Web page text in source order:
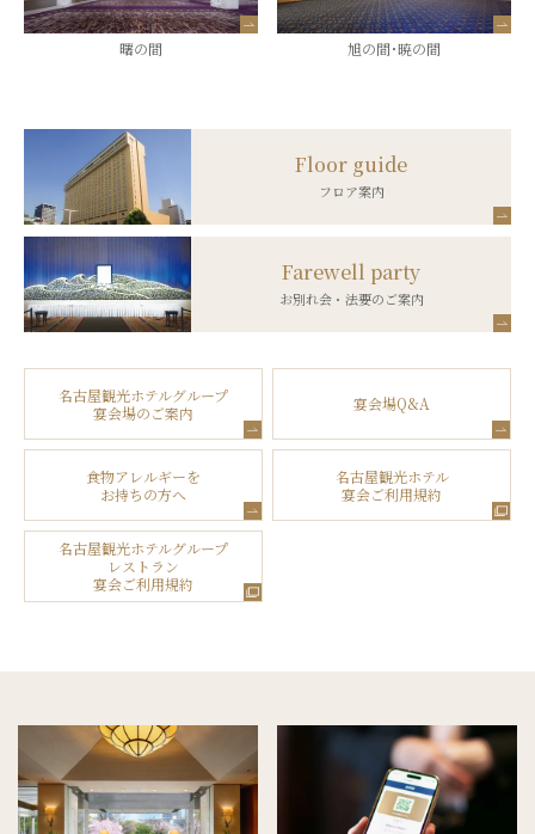
曙の間 旭の間･暁の間
Floor guide
フロア案内
Farewell party
お別れ会・法要のご案内
名古屋観光ホテルグループ
宴会場のご案内
宴会場Q&A
食物アレルギーを
お持ちの方へ
名古屋観光ホテル
宴会ご利用規約
名古屋観光ホテルグループ
レストラン
宴会ご利用規約